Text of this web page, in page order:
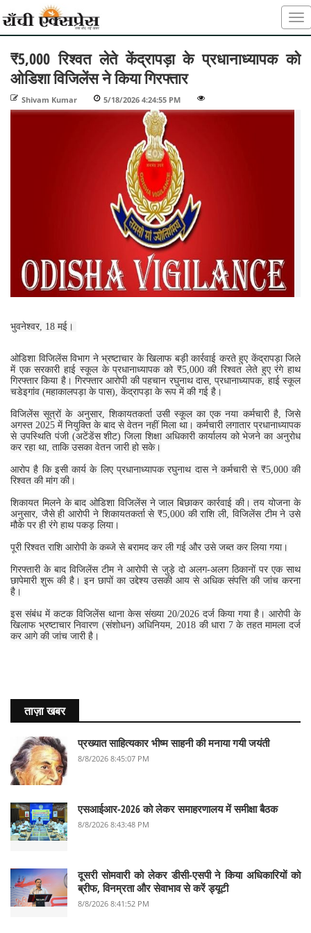
₹5,000 रिश्वत लेते केंद्रापड़ा के प्रधानाध्यापक को
ओडिशा विजिलेंस ने किया गिरफ्तार
Shivam Kumar 5/18/2026 4:24:55 PM
भुवनेश्वर, 18 मई।
ओडिशा विजिलेंस विभाग ने भ्रष्टाचार के खिलाफ बड़ी कार्रवाई करते हुए केंद्रापड़ा जिले
में एक सरकारी हाई स्कूल के प्रधानाध्यापक को ₹5,000 की रिश्वत लेते हुए रंगे हाथ
गिरफ्तार किया है। गिरफ्तार आरोपी की पहचान रघुनाथ दास, प्रधानाध्यापक, हाई स्कूल
चडेइगांव (महाकालपड़ा के पास), केंद्रापड़ा के रूप में की गई है।
विजिलेंस सूत्रों के अनुसार, शिकायतकर्ता उसी स्कूल का एक नया कर्मचारी है, जिसे
अगस्त 2025 में नियुक्ति के बाद से वेतन नहीं मिला था। कर्मचारी लगातार प्रधानाध्यापक
से उपस्थिति पंजी (अटेंडेंस शीट) जिला शिक्षा अधिकारी कार्यालय को भेजने का अनुरोध
कर रहा था, ताकि उसका वेतन जारी हो सके।
आरोप है कि इसी कार्य के लिए प्रधानाध्यापक रघुनाथ दास ने कर्मचारी से ₹5,000 की
रिश्वत की मांग की।
शिकायत मिलने के बाद ओडिशा विजिलेंस ने जाल बिछाकर कार्रवाई की। तय योजना के
अनुसार, जैसे ही आरोपी ने शिकायतकर्ता से ₹5,000 की राशि ली, विजिलेंस टीम ने उसे
मौके पर ही रंगे हाथ पकड़ लिया।
पूरी रिश्वत राशि आरोपी के कब्जे से बरामद कर ली गई और उसे जब्त कर लिया गया।
गिरफ्तारी के बाद विजिलेंस टीम ने आरोपी से जुड़े दो अलग-अलग ठिकानों पर एक साथ
छापेमारी शुरू की है। इन छापों का उद्देश्य उसकी आय से अधिक संपत्ति की जांच करना
है।
इस संबंध में कटक विजिलेंस थाना केस संख्या 20/2026 दर्ज किया गया है। आरोपी के
खिलाफ भ्रष्टाचार निवारण (संशोधन) अधिनियम, 2018 की धारा 7 के तहत मामला दर्ज
कर आगे की जांच जारी है।
ताज़ा खबर
प्रख्यात साहित्यकार भीष्म साहनी की मनाया गयी जयंती
8/8/2026 8:45:07 PM
एसआईआर-2026 को लेकर समाहरणालय में समीक्षा बैठक
8/8/2026 8:43:48 PM
दूसरी सोमवारी को लेकर डीसी-एसपी ने किया अधिकारियों को
ब्रीफ, विनम्रता और सेवाभाव से करें ड्यूटी
8/8/2026 8:41:52 PM